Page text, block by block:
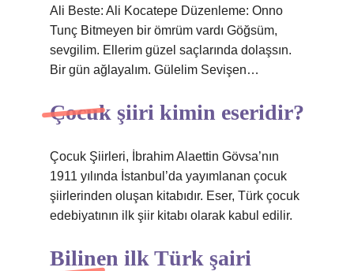
Ali Beste: Ali Kocatepe Düzenleme: Onno
Tunç Bitmeyen bir ömrüm vardı Göğsüm,
sevgilim. Ellerim güzel saçlarında dolaşsın.
Bir gün ağlayalım. Gülelim Sevişen…
Çocuk şiiri kimin eseridir?
Çocuk Şiirleri, İbrahim Alaettin Gövsa’nın
1911 yılında İstanbul’da yayımlanan çocuk
şiirlerinden oluşan kitabıdır. Eser, Türk çocuk
edebiyatının ilk şiir kitabı olarak kabul edilir.
Bilinen ilk Türk şairi